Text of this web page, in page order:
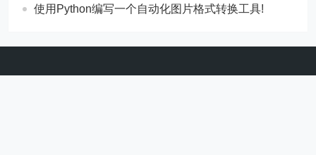
使用Python编写一个自动化图片格式转换工具!